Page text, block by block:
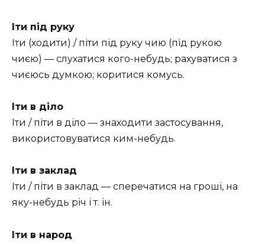
Іти під руку
Іти (ходити) / піти під руку чию (під рукою
чиєю) — слухатися кого-небудь; рахуватися з
чиєюсь думкою; коритися комусь.
Іти в діло
Іти / піти в діло — знаходити застосування,
використовуватися ким-небудь.
Іти в заклад
Іти / піти в заклад — сперечатися на гроші, на
яку-небудь річ і т. ін.
Іти в народ